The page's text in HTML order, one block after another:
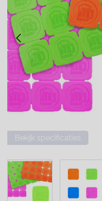
Bekijk specificaties